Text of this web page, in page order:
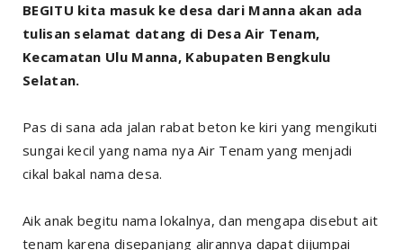
BEGITU kita masuk ke desa dari Manna akan ada
tulisan selamat datang di Desa Air Tenam,
Kecamatan Ulu Manna, Kabupaten Bengkulu
Selatan.
Pas di sana ada jalan rabat beton ke kiri yang mengikuti
sungai kecil yang nama nya Air Tenam yang menjadi
cikal bakal nama desa.
Aik anak begitu nama lokalnya, dan mengapa disebut ait
tenam karena disepanjang alirannya dapat dijumpai